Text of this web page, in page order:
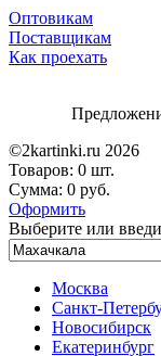
Оптовикам
Поставщикам
Как проехать
©2kartinki.ru 2026
Товаров: 0 шт.
Сумма: 0 руб.
Оформить
Выберите или
Москва
Санкт-
Новосибирск
Екатеринбург